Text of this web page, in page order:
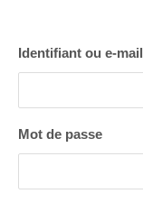
Identifiant ou e-mail
Mot de passe